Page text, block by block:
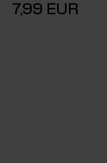
7,99 EUR